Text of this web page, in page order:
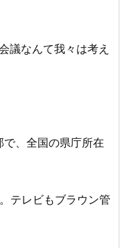
議なんて我々は考え
、全国の県庁所在
テレビもブラウン管